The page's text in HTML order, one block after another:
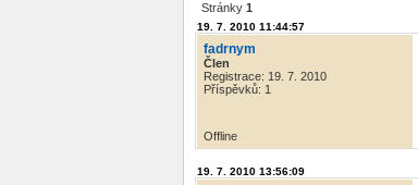
Stránky 1
19. 7. 2010 11:44:57
fadrnym
Člen
Registrace: 19. 7. 2010
Příspěvků: 1
Offline
19. 7. 2010 13:56:09